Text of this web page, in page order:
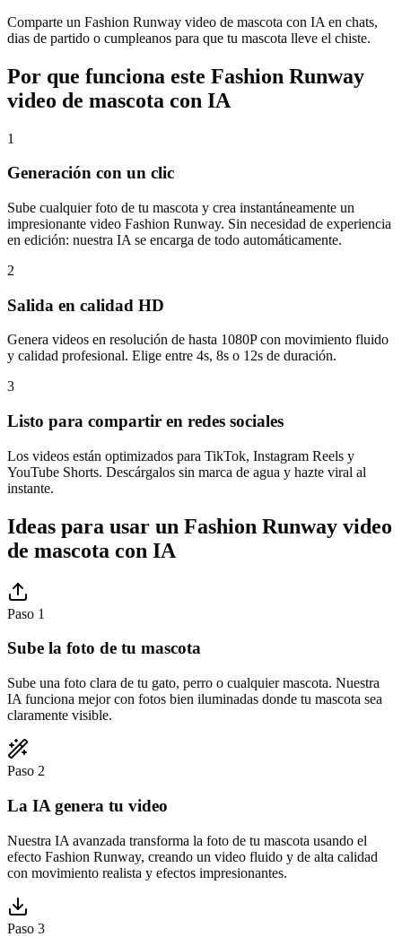
Comparte un Fashion Runway video de mascota con IA en chats,
dias de partido o cumpleanos para que tu mascota lleve el chiste.
Por que funciona este Fashion Runway
video de mascota con IA
1
Generación con un clic
Sube cualquier foto de tu mascota y crea instantáneamente un
impresionante video Fashion Runway. Sin necesidad de experiencia
en edición: nuestra IA se encarga de todo automáticamente.
2
Salida en calidad HD
Genera videos en resolución de hasta 1080P con movimiento fluido
y calidad profesional. Elige entre 4s, 8s o 12s de duración.
3
Listo para compartir en redes sociales
Los videos están optimizados para TikTok, Instagram Reels y
YouTube Shorts. Descárgalos sin marca de agua y hazte viral al
instante.
Ideas para usar un Fashion Runway video
de mascota con IA
Paso 1
Sube la foto de tu mascota
Sube una foto clara de tu gato, perro o cualquier mascota. Nuestra
IA funciona mejor con fotos bien iluminadas donde tu mascota sea
claramente visible.
Paso 2
La IA genera tu video
Nuestra IA avanzada transforma la foto de tu mascota usando el
efecto Fashion Runway, creando un video fluido y de alta calidad
con movimiento realista y efectos impresionantes.
Paso 3